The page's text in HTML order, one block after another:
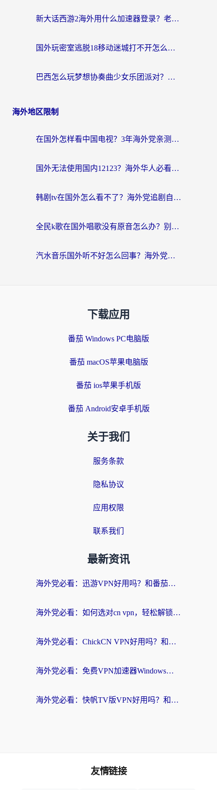
新大话西游2海外用什么加速器登录？老玩家亲测有效的国服游戏加速指南
国外玩密室逃脱18移动迷城打不开怎么办？海外玩家亲测有效的解决指南
巴西怎么玩梦想协奏曲少女乐团派对？海外党必看的国服游戏加速全攻略（附波兰天涯明月刀实用技巧）
海外地区限制
在国外怎样看中国电视？3年海外党亲测有效的追剧加速器指南
国外无法使用国内12123？海外华人必看：选对回国加速器，解决迪拜语音+12123访问难题
韩剧tv在国外怎么看不了？海外党追剧自由的终极解决方案来了
全民k歌在国外唱歌没有原音怎么办？别让地域限制毁了你的麦霸时刻
汽水音乐国外听不好怎么回事？海外党亲测有效的回国加速方案来了
下载应用
番茄 Windows PC电脑版
番茄 macOS苹果电脑版
番茄 ios苹果手机版
番茄 Android安卓手机版
关于我们
服务条款
隐私协议
应用权限
联系我们
最新资讯
海外党必看：迅游VPN好用吗？和番茄加速器VPN对比哪个回国效果更好？
海外党必看：如何选对cn vpn，轻松解锁国内影音游戏？
海外党必看：ChickCN VPN好用吗？和星河VPN对比哪个回国效果更好？附真实体验+避坑指南
海外党必看：免费VPN加速器Windows版怎么选？附真实测评与无缝访问国内资源指南
海外党必看：快帆TV版VPN好用吗？和hi龟龟VPN对比哪个回国效果更好？附免费加速器选择指南
友情链接